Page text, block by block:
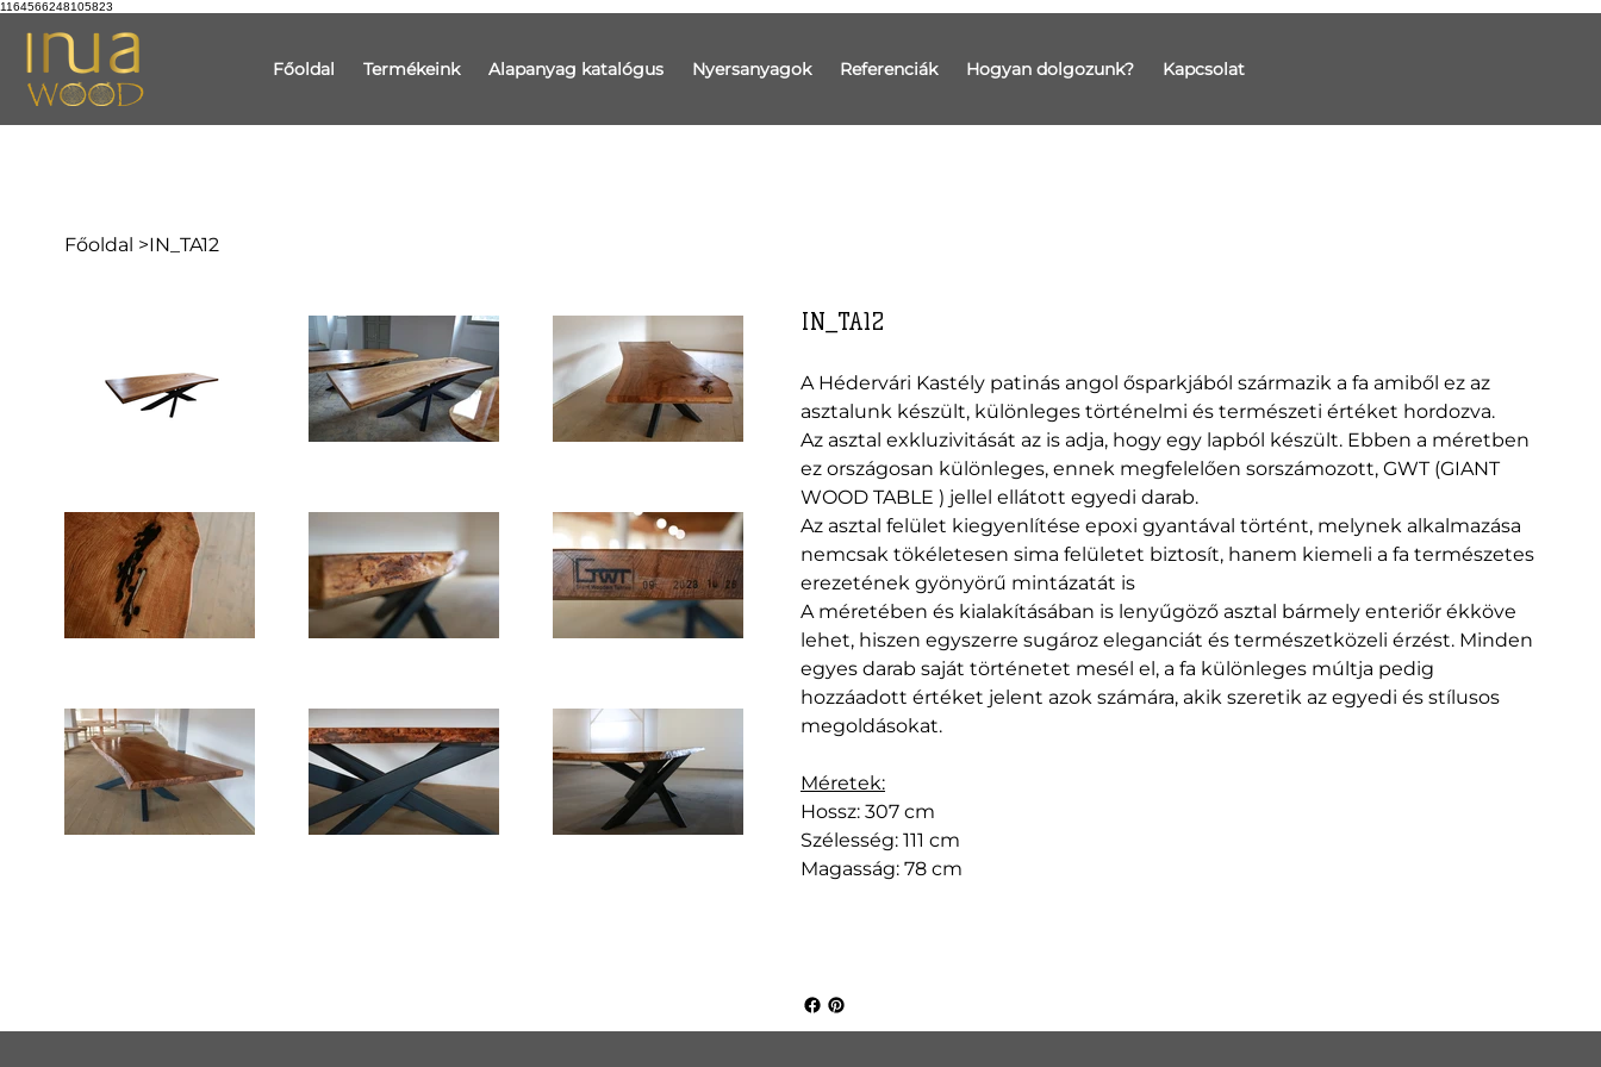
1164566248105823
Főoldal Termékeink Alapanyag katalógus Nyersanyagok Referenciák Hogyan dolgozunk? Kapcsolat
Főoldal >IN_TA12
IN_TA12
A Hédervári Kastély patinás angol ősparkjából származik a fa amiből ez az
asztalunk készült, különleges történelmi és természeti értéket hordozva.
Az asztal exkluzivitását az is adja, hogy egy lapból készült. Ebben a méretben
ez országosan különleges, ennek megfelelően sorszámozott, GWT (GIANT
WOOD TABLE ) jellel ellátott egyedi darab.
Az asztal felület kiegyenlítése epoxi gyantával történt, melynek alkalmazása
nemcsak tökéletesen sima felületet biztosít, hanem kiemeli a fa természetes
erezetének gyönyörű mintázatát is
A méretében és kialakításában is lenyűgöző asztal bármely enteriőr ékköve
lehet, hiszen egyszerre sugároz eleganciát és természetközeli érzést. Minden
egyes darab saját történetet mesél el, a fa különleges múltja pedig
hozzáadott értéket jelent azok számára, akik szeretik az egyedi és stílusos
megoldásokat.
Méretek:
Hossz: 307 cm
Szélesség: 111 cm
Magasság: 78 cm